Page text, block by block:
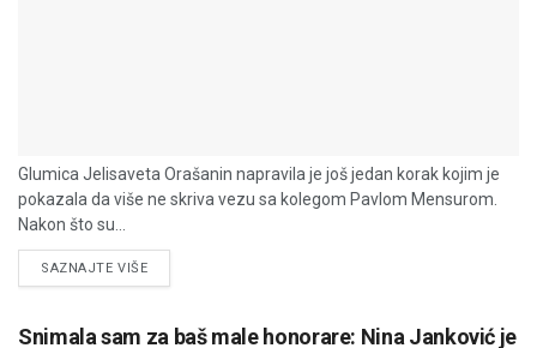
Glumica Jelisaveta Orašanin napravila je još jedan korak kojim je
pokazala da više ne skriva vezu sa kolegom Pavlom Mensurom.
Nakon što su...
SAZNAJTE VIŠEDETAILS
Snimala sam za baš male honorare: Nina Janković je